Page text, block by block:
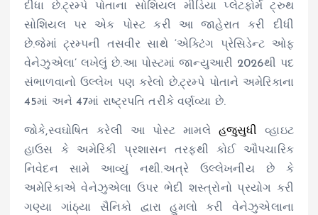
દીધા છે.ટ્રમ્પે પોતાના સોશિયલ મીડિયા પ્લેટફોર્મ ટ્રુથ
સોશિયલ પર એક પોસ્ટ કરી આ જાહેરાત કરી દીધી
છે.જેમાં ટ્રમ્પની તસવીર સાથે ‘એક્ટિંગ પ્રેસિડેન્ટ ઓફ
વેનેઝુએલા’ લખેલું છે.આ પોસ્ટમાં જાન્યુઆરી 2026થી પદ
સંભાળવાનો ઉલ્લેખ પણ કરેલો છે.ટ્રમ્પે પોતાને અમેરિકાના
45માં અને 47માં રાષ્ટ્રપતિ તરીકે વર્ણવ્યા છે.
જોકે,સ્વઘોષિત કરેલી આ પોસ્ટ મામલે હજુસુધી વ્હાઇટ
હાઉસ કે અમેરિકી પ્રશાસન તરફથી કોઈ ઔપચારિક
નિવેદન સામે આવ્યું નથી.અત્રે ઉલ્લેખનીય છે કે
અમેરિકાએ વેનેઝુએલા ઉપર ભેદી શસ્ત્રોનો પ્રયોગ કરી
ગણ્યા ગાંઠ્યા સૈનિકો દ્વારા હુમલો કરી વેનેઝુએલાના